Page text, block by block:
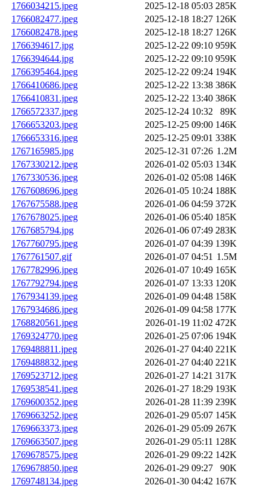
1766034215.jpeg 2025-12-18 05:03 285K
1766082477.jpeg
2025-12-18 18:27 126K
1766082478.jpeg
2025-12-18 18:27 126K
1766394617.jpg
2025-12-22 09:10 959K
1766394644.jpg
2025-12-22 09:10 959K
1766395464.jpeg
2025-12-22 09:24 194K
1766410686.jpeg
2025-12-22 13:38 386K
1766410831.jpeg
2025-12-22 13:40 386K
1766572337.jpeg
2025-12-24 10:32
89K
1766653203.jpeg
2025-12-25 09:00 146K
1766653316.jpeg
2025-12-25 09:01 338K
1767165985.jpg
2025-12-31 07:26 1.2M
1767330212.jpeg
2026-01-02 05:03 134K
1767330536.jpeg
2026-01-02 05:08 146K
1767608696.jpeg
2026-01-05 10:24 188K
1767675588.jpeg
2026-01-06 04:59 372K
1767678025.jpeg
2026-01-06 05:40 185K
1767685794.jpg
2026-01-06 07:49 283K
1767760795.jpeg
2026-01-07 04:39 139K
1767761507.gif
2026-01-07 04:51 1.5M
1767782996.jpeg
2026-01-07 10:49 165K
1767792794.jpeg
2026-01-07 13:33 120K
1767934139.jpeg
2026-01-09 04:48 158K
1767934686.jpeg
2026-01-09 04:58 177K
1768820561.jpeg
2026-01-19 11:02 472K
1769324770.jpeg
2026-01-25 07:06 194K
1769488811.jpeg
2026-01-27 04:40 221K
1769488832.jpeg
2026-01-27 04:40 221K
1769523712.jpeg
2026-01-27 14:21 317K
1769538541.jpeg
2026-01-27 18:29 193K
1769600352.jpeg
2026-01-28 11:39 239K
1769663252.jpeg
2026-01-29 05:07 145K
1769663373.jpeg
2026-01-29 05:09 267K
1769663507.jpeg
2026-01-29 05:11 128K
1769678575.jpeg
2026-01-29 09:22 142K
1769678850.jpeg
2026-01-29 09:27
90K
1769748134.jpeg
2026-01-30 04:42 167K